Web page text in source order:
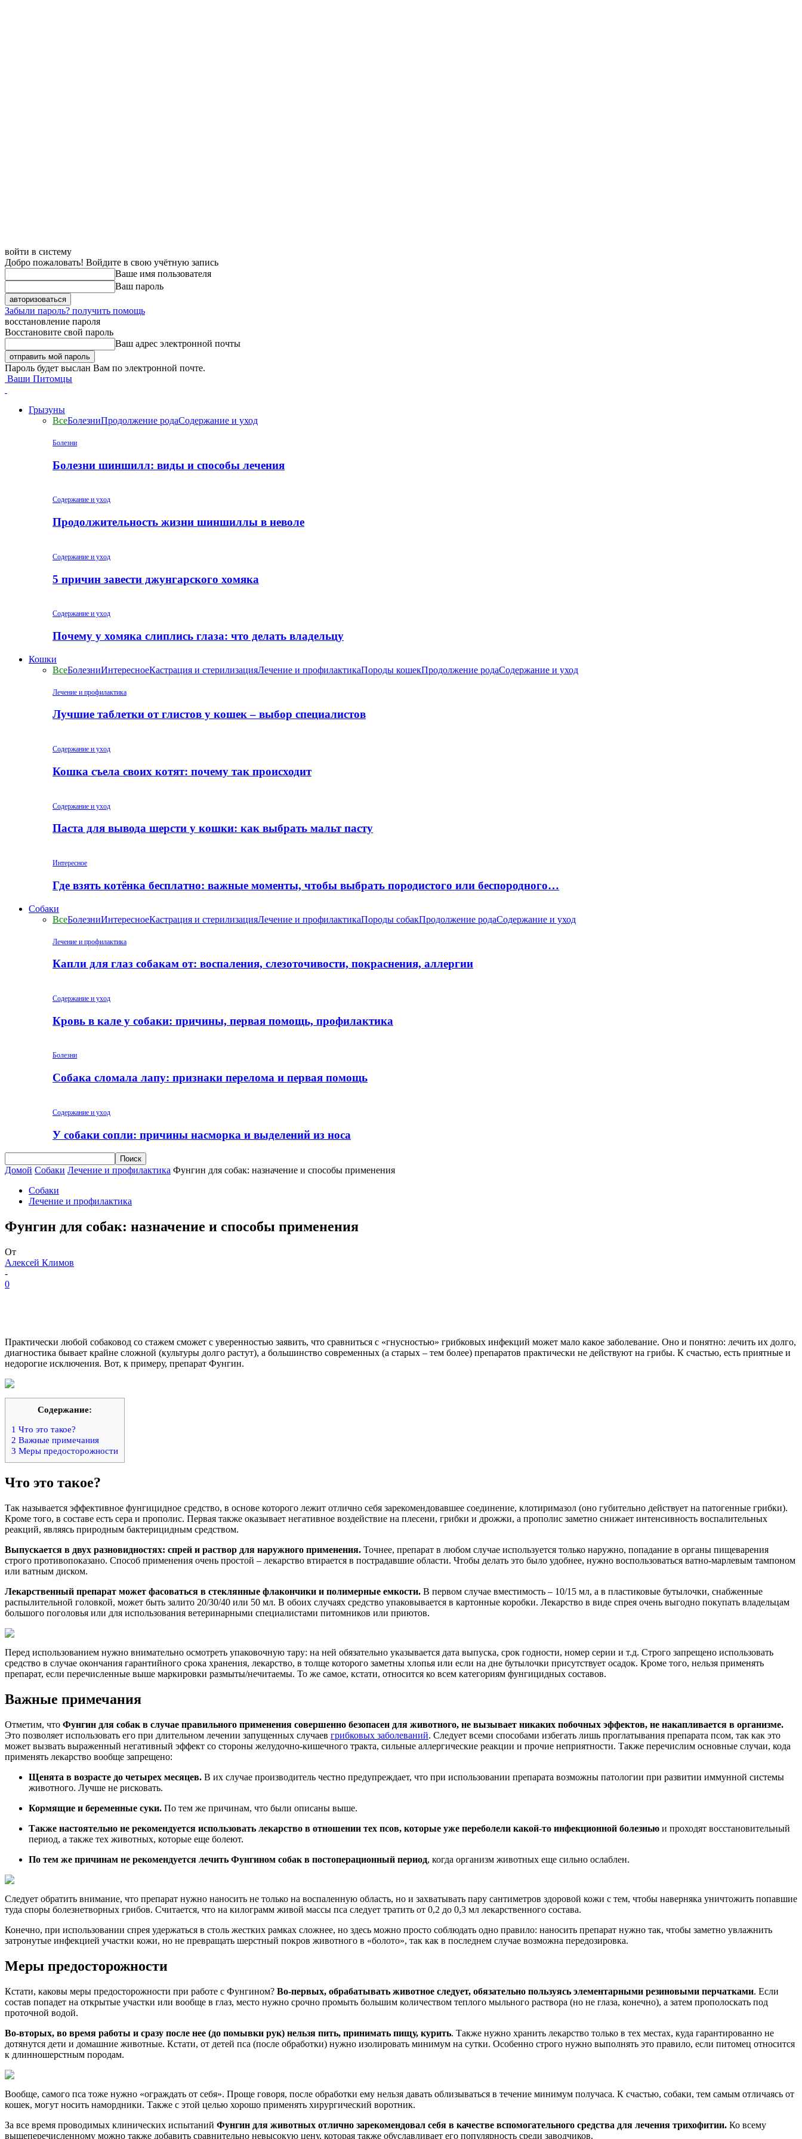
войти в систему
Добро пожаловать! Войдите в свою учётную запись
Ваше имя пользователя
Ваш пароль
Забыли пароль? получить помощь
восстановление пароля
Восстановите свой пароль
Ваш адрес электронной почты
Пароль будет выслан Вам по электронной почте.
Ваши Питомцы
Грызуны
ВсеБолезниПродолжение родаСодержание и уход
Болезни
Болезни шиншилл: виды и способы лечения
Содержание и уход
Продолжительность жизни шиншиллы в неволе
Содержание и уход
5 причин завести джунгарского хомяка
Содержание и уход
Почему у хомяка слиплись глаза: что делать владельцу
Кошки
ВсеБолезниИнтересноеКастрация и стерилизацияЛечение и профилактикаПороды кошекПродолжение родаСодержание и уход
Лечение и профилактика
Лучшие таблетки от глистов у кошек – выбор специалистов
Содержание и уход
Кошка съела своих котят: почему так происходит
Содержание и уход
Паста для вывода шерсти у кошки: как выбрать мальт пасту
Интересное
Где взять котёнка бесплатно: важные моменты, чтобы выбрать породистого или беспородного…
Собаки
ВсеБолезниИнтересноеКастрация и стерилизацияЛечение и профилактикаПороды собакПродолжение родаСодержание и уход
Лечение и профилактика
Капли для глаз собакам от: воспаления, слезоточивости, покраснения, аллергии
Содержание и уход
Кровь в кале у собаки: причины, первая помощь, профилактика
Болезни
Собака сломала лапу: признаки перелома и первая помощь
Содержание и уход
У собаки сопли: причины насморка и выделений из носа
Домой Собаки Лечение и профилактика Фунгин для собак: назначение и способы применения
Собаки
Лечение и профилактика
Фунгин для собак: назначение и способы применения
От
Алексей Климов
-
0
Практически любой собаковод со стажем сможет с уверенностью заявить, что сравниться с «гнусностью» грибковых инфекций может мало какое заболевание. Оно и понятно: лечить их долго,
диагностика бывает крайне сложной (культуры долго растут), а большинство современных (а старых – тем более) препаратов практически не действуют на грибы. К счастью, есть приятные и
недорогие исключения. Вот, к примеру, препарат Фунгин.
Содержание:
1 Что это такое?
2 Важные примечания
3 Меры предосторожности
Что это такое?
Так называется эффективное фунгицидное средство, в основе которого лежит отлично себя зарекомендовавшее соединение, клотиримазол (оно губительно действует на патогенные грибки).
Кроме того, в составе есть сера и прополис. Первая также оказывает негативное воздействие на плесени, грибки и дрожжи, а прополис заметно снижает интенсивность воспалительных
реакций, являясь природным бактерицидным средством.
Выпускается в двух разновидностях: спрей и раствор для наружного применения. Точнее, препарат в любом случае используется только наружно, попадание в органы пищеварения
строго противопоказано. Способ применения очень простой – лекарство втирается в пострадавшие области. Чтобы делать это было удобнее, нужно воспользоваться ватно-марлевым тампоном
или ватным диском.
Лекарственный препарат может фасоваться в стеклянные флакончики и полимерные емкости. В первом случае вместимость – 10/15 мл, а в пластиковые бутылочки, снабженные
распылительной головкой, может быть залито 20/30/40 или 50 мл. В обоих случаях средство упаковывается в картонные коробки. Лекарство в виде спрея очень выгодно покупать владельцам
большого поголовья или для использования ветеринарными специалистами питомников или приютов.
Перед использованием нужно внимательно осмотреть упаковочную тару: на ней обязательно указывается дата выпуска, срок годности, номер серии и т.д. Строго запрещено использовать
средство в случае окончания гарантийного срока хранения, лекарство, в толще которого заметны хлопья или если на дне бутылочки присутствует осадок. Кроме того, нельзя применять
препарат, если перечисленные выше маркировки размыты/нечитаемы. То же самое, кстати, относится ко всем категориям фунгицидных составов.
Важные примечания
Отметим, что Фунгин для собак в случае правильного применения совершенно безопасен для животного, не вызывает никаких побочных эффектов, не накапливается в организме.
Это позволяет использовать его при длительном лечении запущенных случаев грибковых заболеваний. Следует всеми способами избегать лишь проглатывания препарата псом, так как это
может вызвать выраженный негативный эффект со стороны желудочно-кишечного тракта, сильные аллергические реакции и прочие неприятности. Также перечислим основные случаи, кода
применять лекарство вообще запрещено:
Щенята в возрасте до четырех месяцев. В их случае производитель честно предупреждает, что при использовании препарата возможны патологии при развитии иммунной системы
животного. Лучше не рисковать.
Кормящие и беременные суки. По тем же причинам, что были описаны выше.
Также настоятельно не рекомендуется использовать лекарство в отношении тех псов, которые уже переболели какой-то инфекционной болезнью и проходят восстановительный
период, а также тех животных, которые еще болеют.
По тем же причинам не рекомендуется лечить Фунгином собак в постоперационный период, когда организм животных еще сильно ослаблен.
Следует обратить внимание, что препарат нужно наносить не только на воспаленную область, но и захватывать пару сантиметров здоровой кожи с тем, чтобы наверняка уничтожить попавшие
туда споры болезнетворных грибов. Считается, что на килограмм живой массы пса следует тратить от 0,2 до 0,3 мл лекарственного состава.
Конечно, при использовании спрея удержаться в столь жестких рамках сложнее, но здесь можно просто соблюдать одно правило: наносить препарат нужно так, чтобы заметно увлажнить
затронутые инфекцией участки кожи, но не превращать шерстный покров животного в «болото», так как в последнем случае возможна передозировка.
Меры предосторожности
Кстати, каковы меры предосторожности при работе с Фунгином? Во-первых, обрабатывать животное следует, обязательно пользуясь элементарными резиновыми перчатками. Если
состав попадет на открытые участки или вообще в глаз, место нужно срочно промыть большим количеством теплого мыльного раствора (но не глаза, конечно), а затем прополоскать под
проточной водой.
Во-вторых, во время работы и сразу после нее (до помывки рук) нельзя пить, принимать пищу, курить. Также нужно хранить лекарство только в тех местах, куда гарантированно не
дотянутся дети и домашние животные. Кстати, от детей пса (после обработки) нужно изолировать минимум на сутки. Особенно строго нужно выполнять это правило, если питомец относится
к длинношерстным породам.
Вообще, самого пса тоже нужно «ограждать от себя». Проще говоря, после обработки ему нельзя давать облизываться в течение минимум получаса. К счастью, собаки, тем самым отличаясь от
кошек, могут носить намордники. Также с этой целью хорошо применять хирургический воротник.
За все время проводимых клинических испытаний Фунгин для животных отлично зарекомендовал себя в качестве вспомогательного средства для лечения трихофитии. Ко всему
вышеперечисленному можно также добавить сравнительно невысокую цену, которая также обуславливает его популярность среди заводчиков.